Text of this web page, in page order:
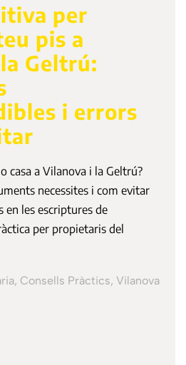
per
pis a
Geltrú:
i errors
casa a Vilanova i la Geltrú?
necessites i com evitar
en les escriptures de
per propietaris del
Consells Pràctics, Vilanova